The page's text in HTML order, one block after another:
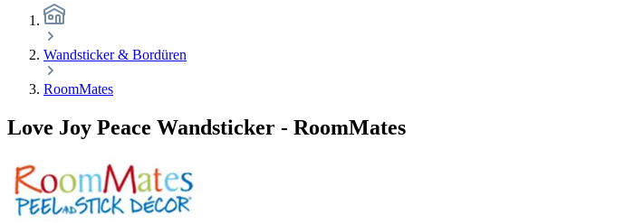
Wandsticker & Bordüren
RoomMates
Love Joy Peace Wandsticker - RoomMates